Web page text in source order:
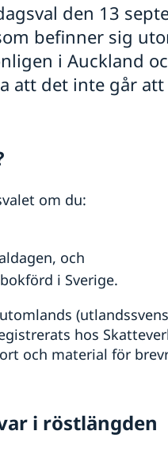
den 13
befinner sig
i Auckland
att det inte går
om du:
och
i Sverige.
hos
och material för
i röstlängden